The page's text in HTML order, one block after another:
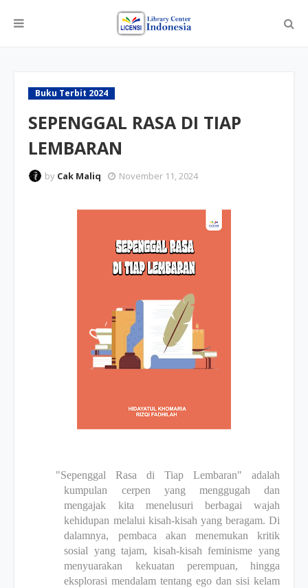
Buku Terbit 2024
SEPENGGAL RASA DI TIAP
LEMBARAN
by Cak Maliq November 11, 2024
"Sepenggal Rasa di Tiap Lembaran" adalah
kumpulan cerpen yang menggugah dan
mengajak kita menelusuri berbagai wajah
kehidupan melalui kisah-kisah yang beragam. Di
dalamnya, pembaca akan menemukan kritik
sosial yang tajam, kisah-kisah feminisme yang
menyuarakan kekuatan perempuan, hingga
eksplorasi mendalam tentang ego dan sisi kelam